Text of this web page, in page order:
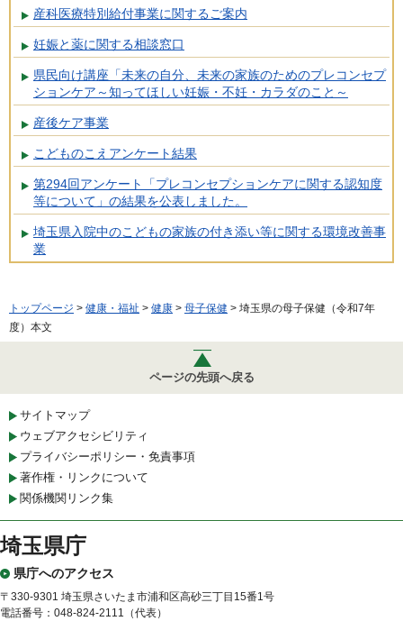
産科医療特別給付事業に関するご案内
妊娠と薬に関する相談窓口
県民向け講座「未来の自分、未来の家族のためのプレコンセプ
ションケア～知ってほしい妊娠・不妊・カラダのこと～
産後ケア事業
こどものこえアンケート結果
第294回アンケート「プレコンセプションケアに関する認知度
等について」の結果を公表しました。
埼玉県入院中のこどもの家族の付き添い等に関する環境改善事
業
トップページ > 健康・福祉 > 健康 > 母子保健 > 埼玉県の母子保健（令和7年
度）本文
ページの先頭へ戻る
サイトマップ
ウェブアクセシビリティ
プライバシーポリシー・免責事項
著作権・リンクについて
関係機関リンク集
埼玉県庁
県庁へのアクセス
〒330-9301 埼玉県さいたま市浦和区高砂三丁目15番1号
電話番号：048-824-2111（代表）